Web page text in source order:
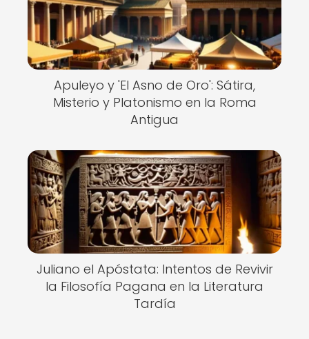
Apuleyo y 'El Asno de Oro': Sátira,
Misterio y Platonismo en la Roma
Antigua
Juliano el Apóstata: Intentos de Revivir
la Filosofía Pagana en la Literatura
Tardía